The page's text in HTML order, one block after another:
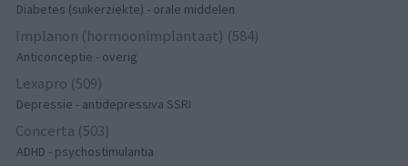
Diabetes (suikerziekte) - orale middelen
Implanon (hormoonimplantaat) (584)
Anticonceptie - overig
Lexapro (509)
Depressie - antidepressiva SSRI
Concerta (503)
ADHD - psychostimulantia